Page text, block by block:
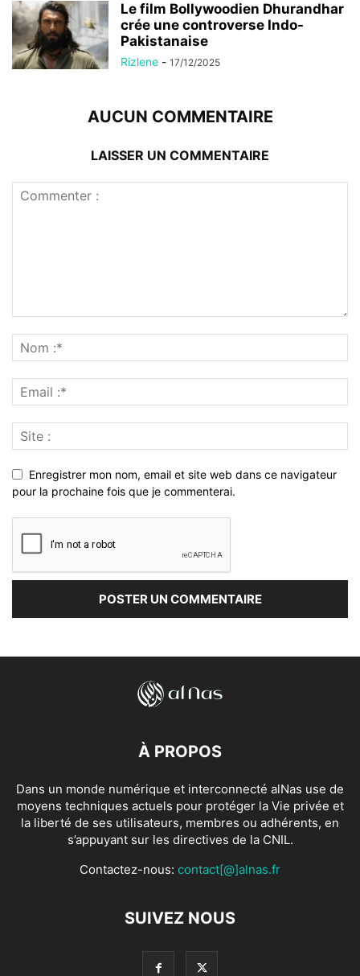
Le film Bollywoodien Dhurandhar
crée une controverse Indo-
Pakistanaise
Rizlene - 17/12/2025
AUCUN COMMENTAIRE
LAISSER UN COMMENTAIRE
Enregistrer mon nom, email et site web dans ce navigateur
pour la prochaine fois que je commenterai.
À PROPOS
Dans un monde numérique et interconnecté alNas use de
moyens techniques actuels pour protéger la Vie privée et
la liberté de ses utilisateurs, membres ou adhérents, en
s’appuyant sur les directives de la CNIL.
Contactez-nous: contact[@]alnas.fr
SUIVEZ NOUS